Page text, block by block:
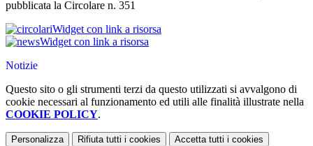
pubblicata la Circolare n. 351
Widget con link a risorsa
Widget con link a risorsa
Notizie
Questo sito o gli strumenti terzi da questo utilizzati si avvalgono di
cookie necessari al funzionamento ed utili alle finalità illustrate nella
COOKIE POLICY.
Personalizza Rifiuta tutti i cookies Accetta tutti i cookies